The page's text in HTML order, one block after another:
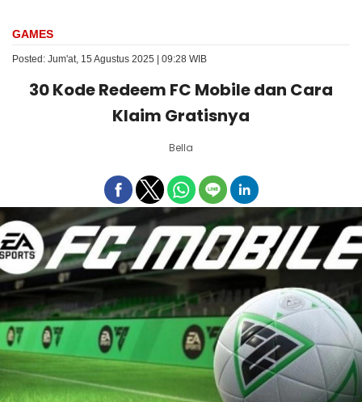
GAMES
Posted: Jum'at, 15 Agustus 2025 | 09:28 WIB
30 Kode Redeem FC Mobile dan Cara
Klaim Gratisnya
Bella